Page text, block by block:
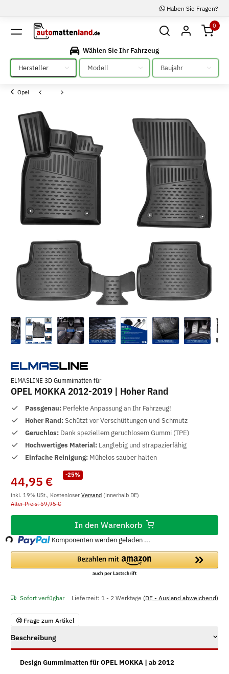
Haben Sie Fragen?
0
Wählen Sie Ihr Fahrzeug
Bitte auswählen
Bitte auswählen Bitte auswählen
Opel
ELMASLINE 3D Gummimatten für
OPEL MOKKA 2012-2019 | Hoher Rand
Passgenau: Perfekte Anpassung an Ihr Fahrzeug!
Hoher Rand:Schützt vor Verschüttungen und Schmutz
Geruchlos: Dank speziellem geruchlosem Gummi (TPE)
Hochwertiges Material: Langlebig und strapazierfähig
Einfache Reinigung: Mühelos sauber halten
-25%
44,95 €
inkl. 19% USt., Kostenloser Versand (innerhalb DE)
Alter Preis: 59,95 €
In den Warenkorb
Loading... Komponenten werden geladen ...
Sofort verfügbar Lieferzeit: 1 - 2 Werktage (DE - Ausland abweichend)
Frage zum Artikel
Beschreibung
Design Gummimatten für OPEL MOKKA | ab 2012